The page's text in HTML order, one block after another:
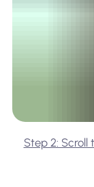
Step 2: Scroll